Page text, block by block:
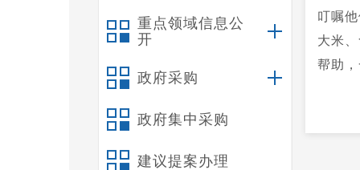
重点领域信息公
开
政府采购
政府集中采购
建议提案办理
叮嘱
大米
帮助